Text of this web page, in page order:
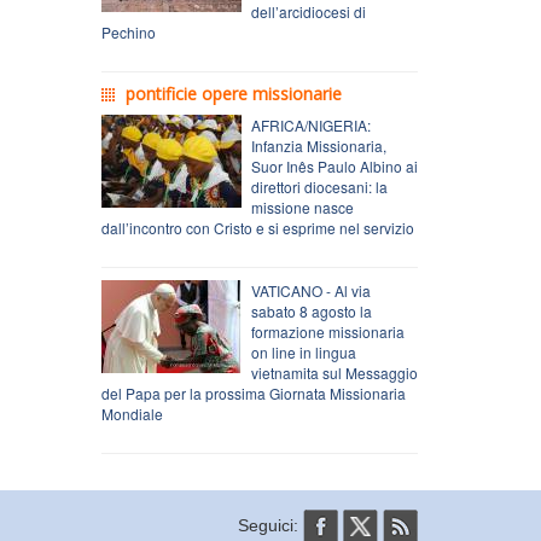
dell’arcidiocesi di
Pechino
pontificie opere missionarie
AFRICA/NIGERIA:
Infanzia Missionaria,
Suor Inês Paulo Albino ai
direttori diocesani: la
missione nasce
dall’incontro con Cristo e si esprime nel servizio
VATICANO - Al via
sabato 8 agosto la
formazione missionaria
on line in lingua
vietnamita sul Messaggio
del Papa per la prossima Giornata Missionaria
Mondiale
Seguici: